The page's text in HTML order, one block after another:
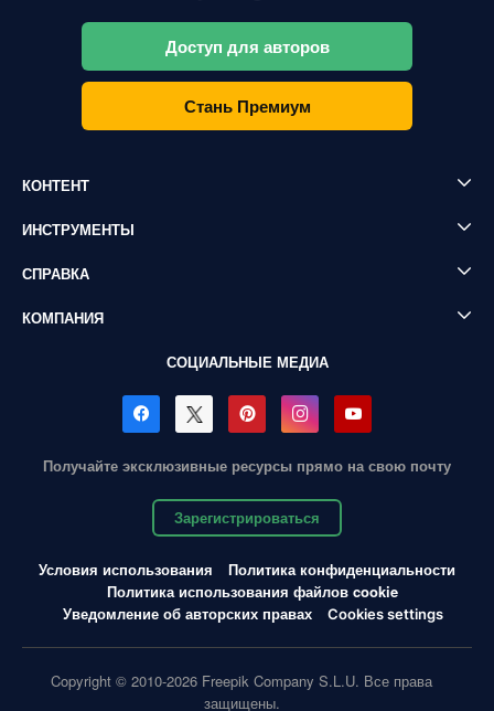
Доступ для авторов
Стань Премиум
КОНТЕНТ
ИНСТРУМЕНТЫ
СПРАВКА
КОМПАНИЯ
СОЦИАЛЬНЫЕ МЕДИА
Получайте эксклюзивные ресурсы прямо на свою почту
Зарегистрироваться
Условия использования
Политика конфиденциальности
Политика использования файлов cookie
Уведомление об авторских правах
Cookies settings
Copyright © 2010-2026 Freepik Company S.L.U. Все права
защищены.